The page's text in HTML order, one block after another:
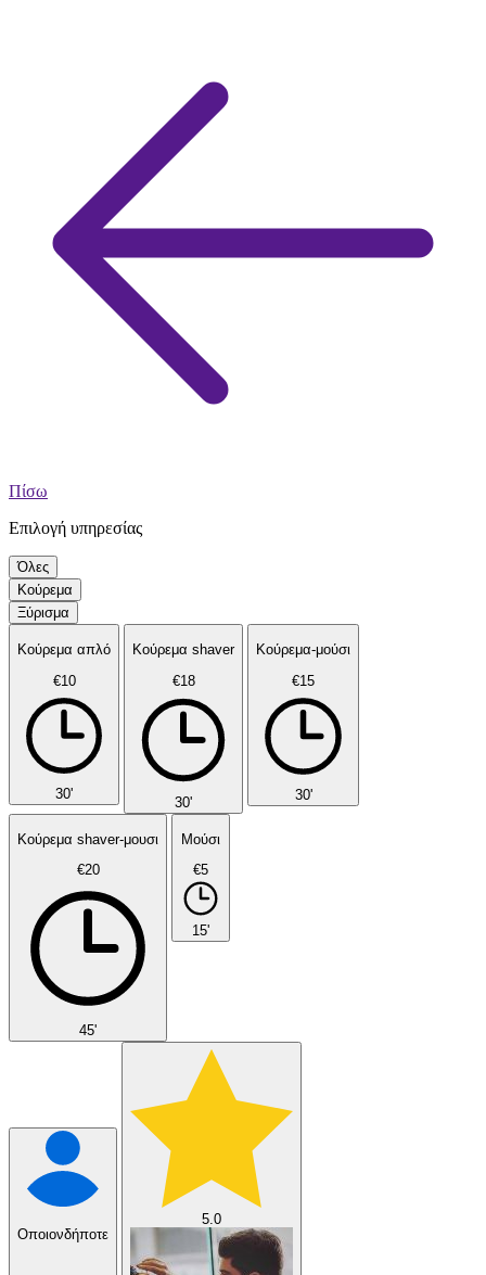
Πίσω
Επιλογή υπηρεσίας
Όλες
Κούρεμα
Ξύρισμα
Κούρεμα απλό
€10
30'
Κούρεμα shaver
€18
30'
Κούρεμα-μούσι
€15
30'
Κούρεμα shaver-μουσι
€20
45'
Μούσι
€5
15'
Οποιονδήποτε
5.0